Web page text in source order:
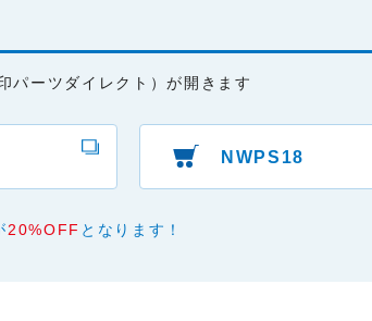
パーツダイレクト）が開きます
NWPS18
20%OFF となります！